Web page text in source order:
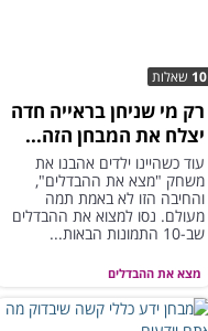
מצא את ההבדלים
10 שאלות
רק מי שניחן בראייה חדה
יצלח את המבחן הזה...
עוד כשהיינו ילדים אהבנו את
משחק "מצא את ההבדלים",
והחיבה הזו לא באמת תמה
מעולם. נסו למצוא את ההבדלים
שב-10 התמונות הבאות...